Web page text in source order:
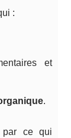
:
et
.
par ce qui